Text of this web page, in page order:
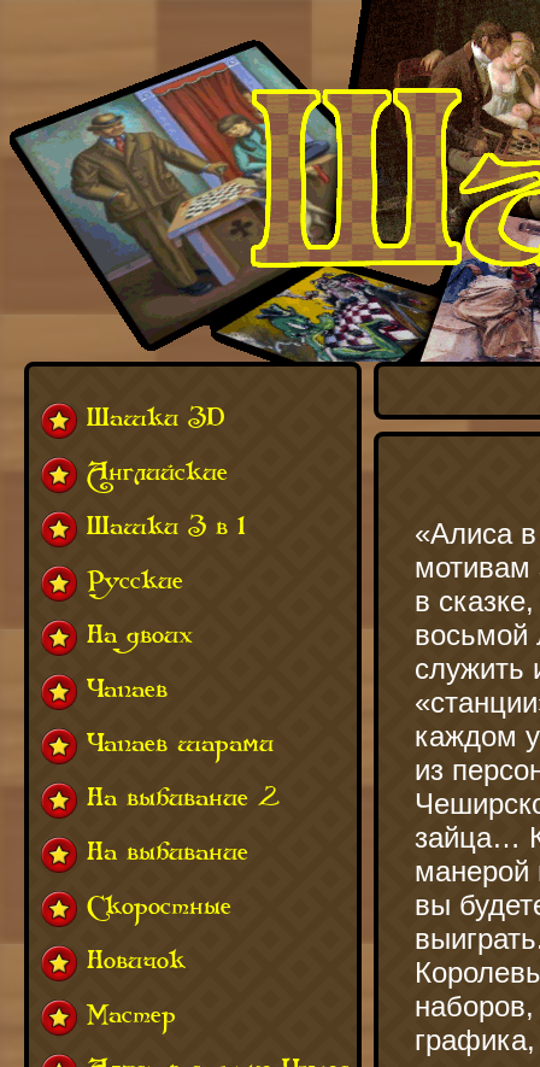
«Алиса
мотивам
в
восьмой
служить
каждом
из
зайца…
манерой
вы
Шашки 3D
Английские
Шашки 3 в 1
Русские
На двоих
Чапаев
Чапаев шарами
На выбивание 2
На выбивание
Скоростные
Новичок
Мастер